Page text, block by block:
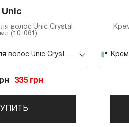
Unic
волос Unic Crystal
(10-061)
Крем-краска для волос Unic Crystal 100 мл (10-061)
335 грн